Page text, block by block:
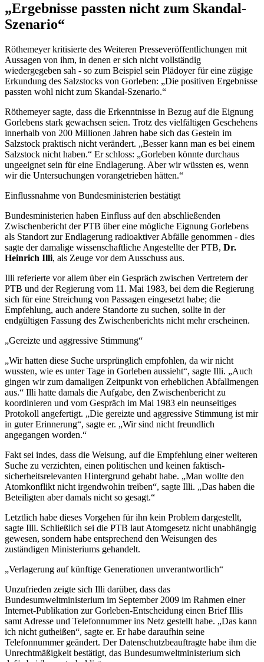
„Ergebnisse passten nicht zum Skandal-
Szenario“
Röthemeyer kritisierte des Weiteren Presseveröffentlichungen mit
Aussagen von ihm, in denen er sich nicht vollständig
wiedergegeben sah - so zum Beispiel sein Plädoyer für eine zügige
Erkundung des Salzstocks von Gorleben: „Die positiven Ergebnisse
passten wohl nicht zum Skandal-Szenario.“
Röthemeyer sagte, dass die Erkenntnisse in Bezug auf die Eignung
Gorlebens stark gewachsen seien. Trotz des vielfältigen Geschehens
innerhalb von 200 Millionen Jahren habe sich das Gestein im
Salzstock praktisch nicht verändert. „Besser kann man es bei einem
Salzstock nicht haben.“ Er schloss: „Gorleben könnte durchaus
ungeeignet sein für eine Endlagerung. Aber wir wüssten es, wenn
wir die Untersuchungen vorangetrieben hätten.“
Einflussnahme von Bundesministerien bestätigt
Bundesministerien haben Einfluss auf den abschließenden
Zwischenbericht der PTB über eine mögliche Eignung Gorlebens
als Standort zur Endlagerung radioaktiver Abfälle genommen - dies
sagte der damalige wissenschaftliche Angestellte der PTB, Dr.
Heinrich Illi, als Zeuge vor dem Ausschuss aus.
Illi referierte vor allem über ein Gespräch zwischen Vertretern der
PTB und der Regierung vom 11. Mai 1983, bei dem die Regierung
sich für eine Streichung von Passagen eingesetzt habe; die
Empfehlung, auch andere Standorte zu suchen, sollte in der
endgültigen Fassung des Zwischenberichts nicht mehr erscheinen.
„Gereizte und aggressive Stimmung“
„Wir hatten diese Suche ursprünglich empfohlen, da wir nicht
wussten, wie es unter Tage in Gorleben aussieht“, sagte Illi. „Auch
gingen wir zum damaligen Zeitpunkt von erheblichen Abfallmengen
aus.“ Illi hatte damals die Aufgabe, den Zwischenbericht zu
koordinieren und vom Gespräch im Mai 1983 ein neunseitiges
Protokoll angefertigt. „Die gereizte und aggressive Stimmung ist mir
in guter Erinnerung“, sagte er. „Wir sind nicht freundlich
angegangen worden.“
Fakt sei indes, dass die Weisung, auf die Empfehlung einer weiteren
Suche zu verzichten, einen politischen und keinen faktisch-
sicherheitsrelevanten Hintergrund gehabt habe. „Man wollte den
Atomkonflikt nicht irgendwohin treiben“, sagte Illi. „Das haben die
Beteiligten aber damals nicht so gesagt.“
Letztlich habe dieses Vorgehen für ihn kein Problem dargestellt,
sagte Illi. Schließlich sei die PTB laut Atomgesetz nicht unabhängig
gewesen, sondern habe entsprechend den Weisungen des
zuständigen Ministeriums gehandelt.
„Verlagerung auf künftige Generationen unverantwortlich“
Unzufrieden zeigte sich Illi darüber, dass das
Bundesumweltministerium im September 2009 im Rahmen einer
Internet-Publikation zur Gorleben-Entscheidung einen Brief Illis
samt Adresse und Telefonnummer ins Netz gestellt habe. „Das kann
ich nicht gutheißen“, sagte er. Er habe daraufhin seine
Telefonnummer geändert. Der Datenschutzbeauftragte habe ihm die
Unrechtmäßigkeit bestätigt, das Bundesumweltministerium sich